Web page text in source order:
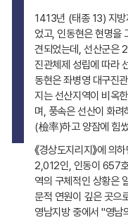
1413년 (태종 13) 지방
었고, 인동현은 현명을
견되었는데, 선산군은
진관체제 성립에 따라
동현은 좌병영 대구진
지는 선산지역이 비옥
며, 풍속은 선산이 화
(檢率)하고 양잠에 힘
《경상도지리지》에 의
2,012인, 인동이 657
역의 구체적인 상황은
문적 연원이 깊은 곳
영남지방 중에서 "영